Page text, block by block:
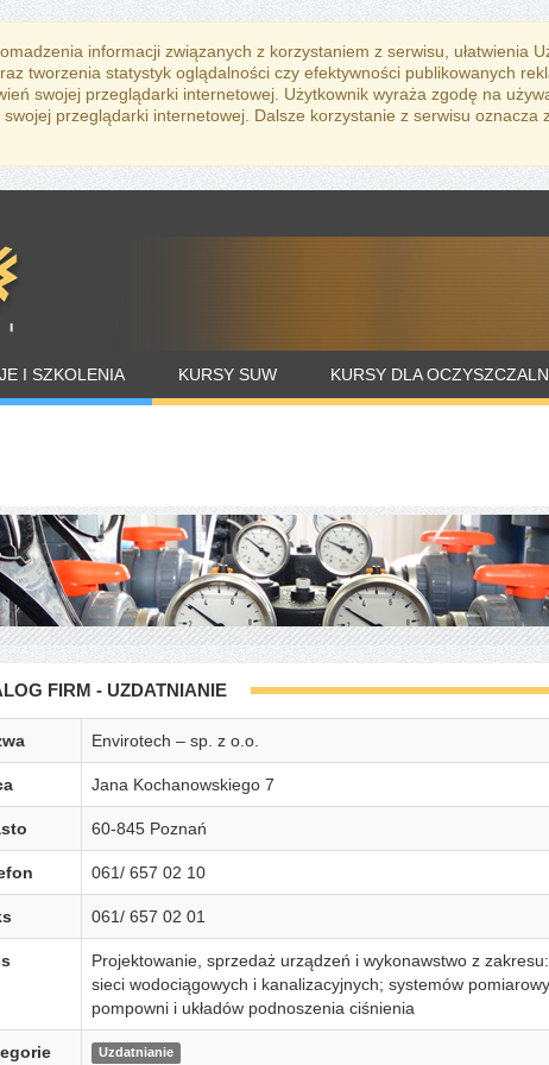
informacji związanych z korzystaniem z serwisu, ułatwienia
tworzenia statystyk oglądalności czy efektywności publikowanych
swojej przeglądarki internetowej. Użytkownik wyraża zgodę na
przeglądarki internetowej. Dalsze korzystanie z serwisu
I SZKOLENIA KURSY SUW KURSY DLA
FIRM - UZDATNIANIE
Envirotech – sp. z o.o.
Jana Kochanowskiego 7
60-845 Poznań
061/ 657 02 10
061/ 657 02 01
Projektowanie, sprzedaż urządzeń i wykonawstwo z
sieci wodociągowych i kanalizacyjnych; systemów
pompowni i układów podnoszenia ciśnienia
Uzdatnianie